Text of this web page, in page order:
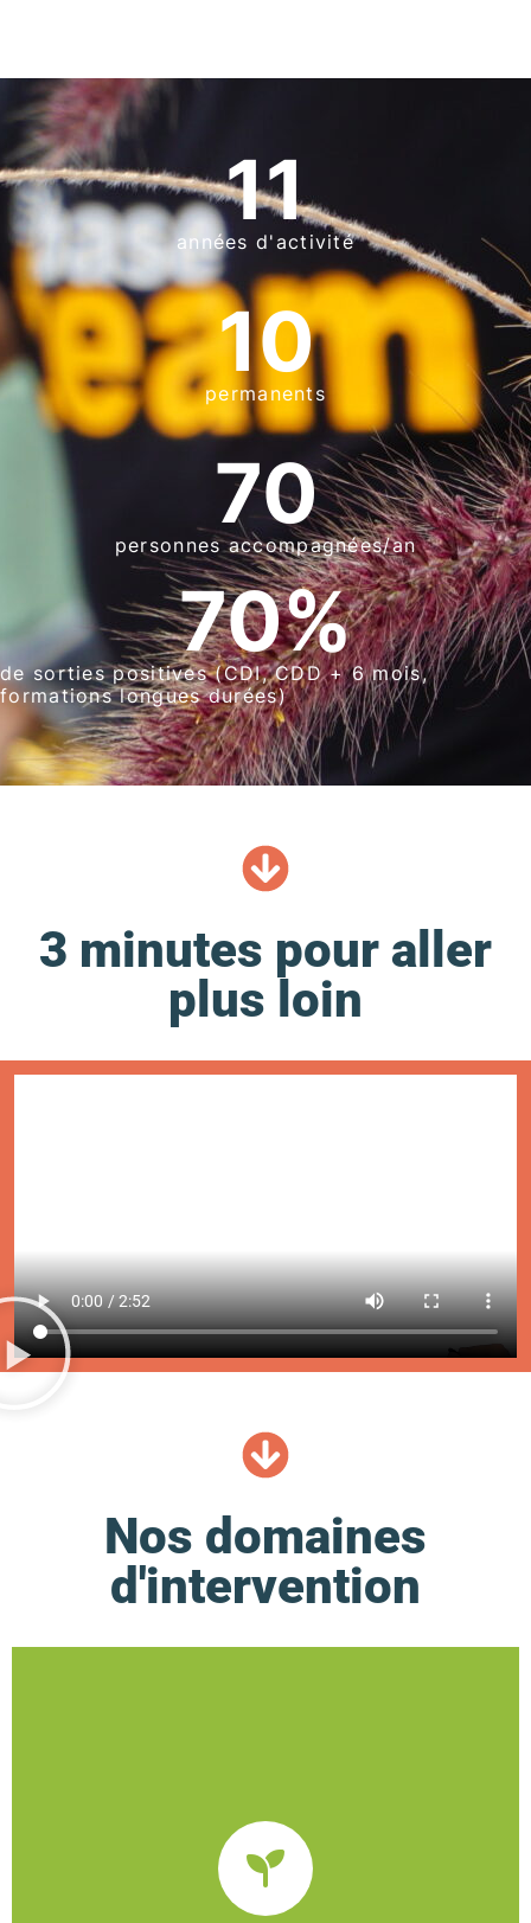
années d'activité
11
permanents
10
personnes accompagnées/an
70
de sorties positives (CDI, CDD + 6 mois,
formations longues durées)
70%
3 minutes pour aller
plus loin
Nos domaines
d'intervention
paysager, l’association BASE propose et réalise
des interventions à la demande des entreprises et
collectivités locales.